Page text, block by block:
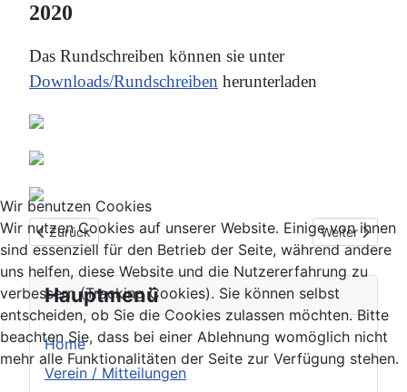
Hauptmenü
Home
Verein / Mitteilungen
2020
Das Rundschreiben können sie unter
Downloads/Rundschreiben herunterladen
Vorheriger Beitrag: Einladung Jahreshauptversammlung 2020
Zurück Nächster
Weiter
Wir benutzen Cookies
Wir nutzen Cookies auf unserer Website. Einige von ihnen
sind essenziell für den Betrieb der Seite, während andere
uns helfen, diese Website und die Nutzererfahrung zu
verbessern (Tracking Cookies). Sie können selbst
entscheiden, ob Sie die Cookies zulassen möchten. Bitte
beachten Sie, dass bei einer Ablehnung womöglich nicht
mehr alle Funktionalitäten der Seite zur Verfügung stehen.